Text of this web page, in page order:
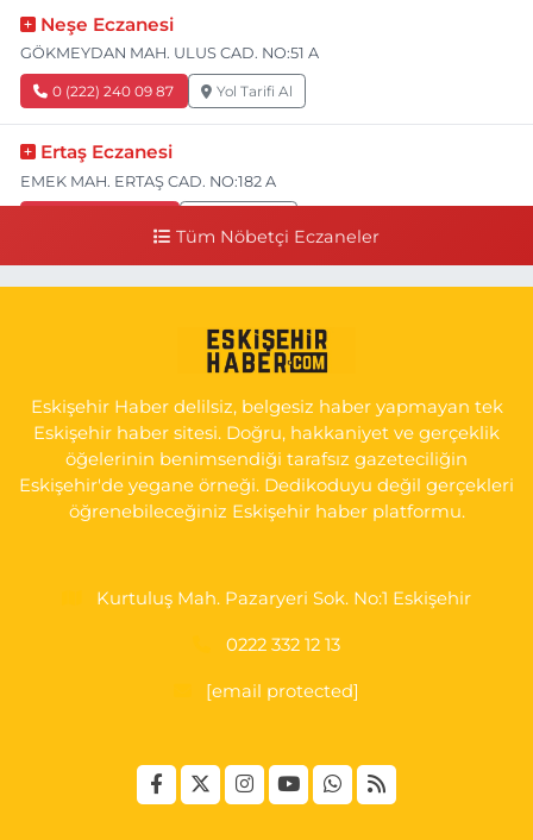
Neşe Eczanesi
GÖKMEYDAN MAH. ULUS CAD. NO:51 A
0 (222) 240 09 87 Yol Tarifi Al
Ertaş Eczanesi
EMEK MAH. ERTAŞ CAD. NO:182 A
YAN SOKAĞI POLİKLİNİK KAPISI TAM KARŞISI I
Yol Tarifi Al
Tüm Nöbetçi Eczaneler
Eskişehir Haber delilsiz, belgesiz haber yapmayan tek
Eskişehir haber sitesi. Doğru, hakkaniyet ve gerçeklik
öğelerinin benimsendiği tarafsız gazeteciliğin
Eskişehir'de yegane örneği. Dedikoduyu değil gerçekleri
öğrenebileceğiniz Eskişehir haber platformu.
Kurtuluş Mah. Pazaryeri Sok. No:1 Eskişehir
0222 332 12 13
[email protected]